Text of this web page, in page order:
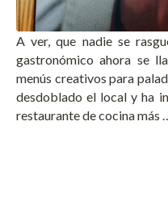
A ver, que nadie se
gastronómico ahora se
menús creativos para
desdoblado el local y ha
restaurante de cocina más …